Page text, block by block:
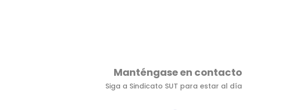
Manténgase en contacto
Siga a Sindicato SUT para estar al día